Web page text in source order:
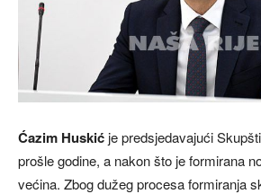
Ćazim Huskićje predsjedavajući
prošle godine, a nakon što je formirana
većina. Zbog dužeg procesa formiranja